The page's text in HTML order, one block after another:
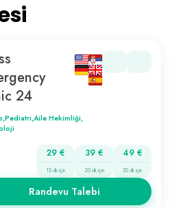
24
Pediatri,Aile Hekimliği,
29 €
15 dk için
39 €
20 dk için
49 €
30 dk için
Randevu Talebi